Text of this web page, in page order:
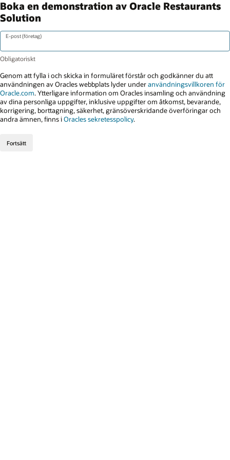
Boka en demonstration av Oracle Restaurants
Solution
E-post (företag)
Genom att fylla i och skicka in formuläret förstår och godkänner du att
användningen av Oracles webbplats lyder underanvändningsvillkoren för
Oracle.com. Ytterligare information om Oracles insamling och användning
av dina personliga uppgifter, inklusive uppgifter om åtkomst, bevarande,
korrigering, borttagning, säkerhet, gränsöverskridande överföringar och
andra ämnen, finns iOracles sekretesspolicy.
Fortsätt